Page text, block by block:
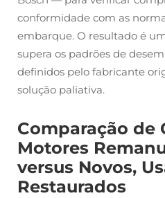
conformidade com as
embarque. O resultado é
supera os padrões de
definidos pelo fabricante
solução paliativa.
Comparação de
Motores
versus Novos,
Restaurados